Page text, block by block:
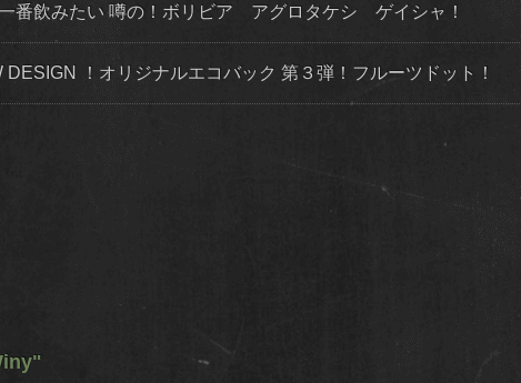
番飲みたい 噂の！ボリビア アグロタケシ ゲイシャ！
！オリジナルエコバック 第３弾！フルーツドット！